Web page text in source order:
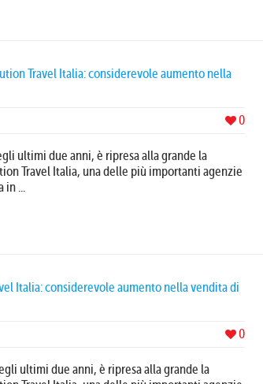
Travel Italia: considerevole aumento nella
0
ultimi due anni, è ripresa alla grande la
Travel Italia, una delle più importanti agenzie
in ...
Italia: considerevole aumento nella vendita di
0
ultimi due anni, è ripresa alla grande la